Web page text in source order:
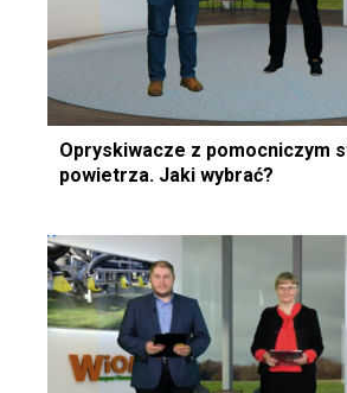
Opryskiwacze z pomocniczym
powietrza. Jaki wybrać?